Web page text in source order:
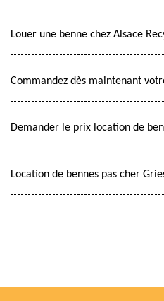
Louer une benne chez Alsace
Commandez dès maintenant
Demander le prix location de
Location de bennes pas cher